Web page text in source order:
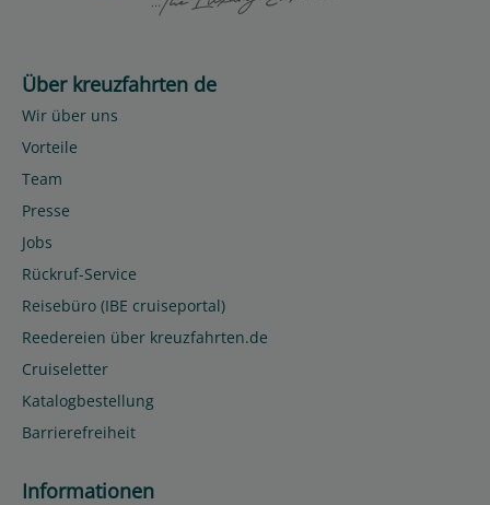
Über kreuzfahrten de
Wir über uns
Vorteile
Team
Presse
Jobs
Rückruf-Service
Reisebüro (IBE cruiseportal)
Reedereien über kreuzfahrten.de
Cruiseletter
Katalogbestellung
Barrierefreiheit
Informationen